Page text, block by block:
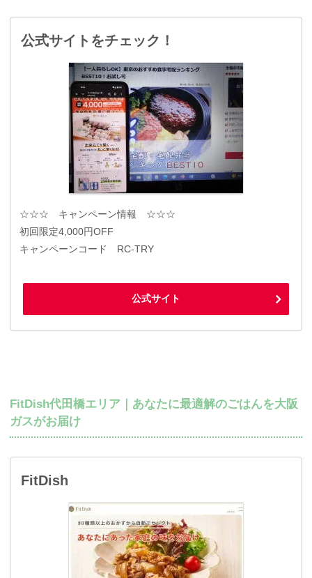
公式サイトをチェック！
☆☆☆ キャンペーン情報 ☆☆☆
初回限定4,000円OFF
キャンペーンコード RC-TRY
公式サイト
FitDish代田橋エリア｜あなたに最適解のごはんを大阪
ガスがお届け
FitDish